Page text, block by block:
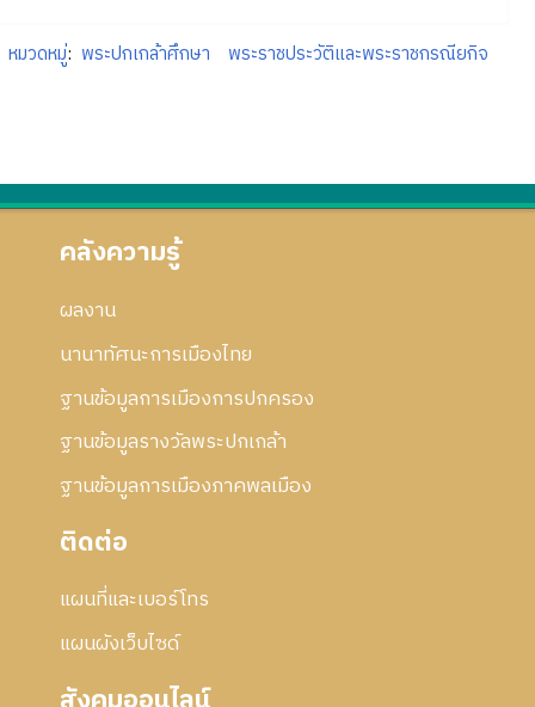
หมวดหมู่: พระปกเกล้าศึกษา พระราชประวัติและพระราชกรณียกิจ
คลังความรู้
ผลงาน
นานาทัศนะการเมืองไทย
ฐานข้อมูลการเมืองการปกครอง
ฐานข้อมูลรางวัลพระปกเกล้า
ฐานข้อมูลการเมืองภาคพลเมือง
ติดต่อ
แผนที่และเบอร์โทร
แผนผังเว็บไซด์